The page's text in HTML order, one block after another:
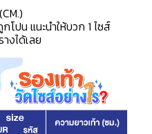
โปน แนะนำให้บวก 1 ไซส์
งได้เลย